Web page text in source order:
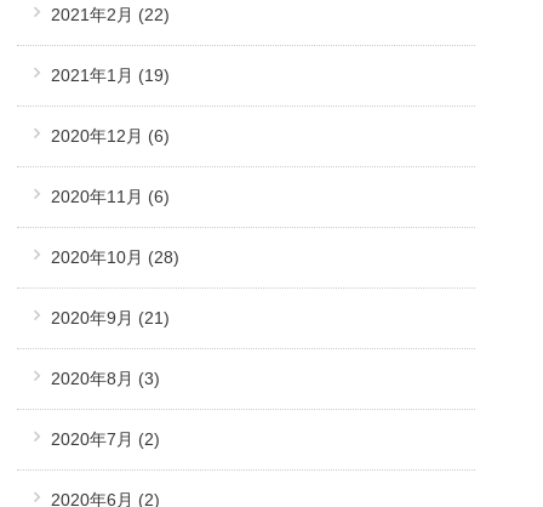
2021年2月 (22)
2021年1月 (19)
2020年12月 (6)
2020年11月 (6)
2020年10月 (28)
2020年9月 (21)
2020年8月 (3)
2020年7月 (2)
2020年6月 (2)